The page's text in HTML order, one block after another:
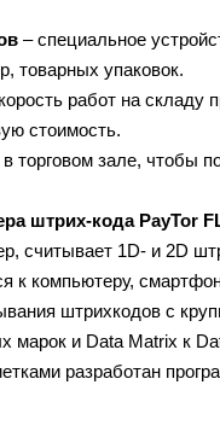
– специальное
товарных упаковок.
работ на складу
стоимость.
торговом зале, чтобы
штрих-кода PayTor
считывает 1D- и 2D
к компьютеру,
штрихкодов с
марок и Data Matrix к
разработан